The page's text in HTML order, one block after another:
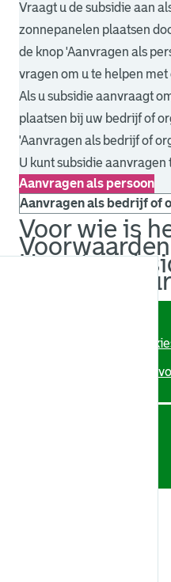
Vraagt u de subsidie aan
zonnepanelen plaatsen
de knop 'Aanvragen als
vragen om u te helpen met
Als u subsidie aanvraagt
plaatsen bij uw bedrijf of
'Aanvragen als bedrijf of
U kunt subsidie
Aanvragen als persoon
Aanvragen als bedrijf of
Voor wie is
Voorwaarden
Hoogte
Hoelang
Werken